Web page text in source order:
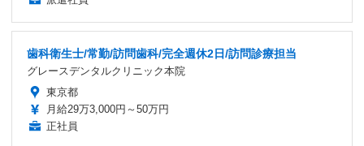
歯科衛生士/常勤/訪問歯科/完全週休2日/訪問診療担当
グレースデンタルクリニック本院
東京都
月給29万3,000円～50万円
正社員